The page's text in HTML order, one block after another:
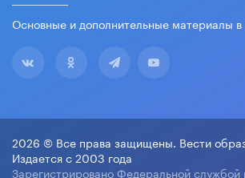
Основные и дополнительные материалы в
2026 © Все права защищены. Вести
Издается с 2003 года
Зарегистрировано Федеральной службой